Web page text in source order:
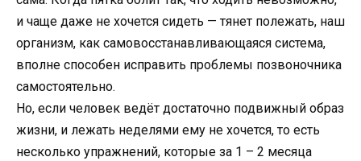
и чаще даже не хочется сидеть — тянет полежать, наш
организм, как самовосстанавливающаяся система,
вполне способен исправить проблемы позвоночника
самостоятельно.
Но, если человек ведёт достаточно подвижный образ
жизни, и лежать неделями ему не хочется, то есть
несколько упражнений, которые за 1 – 2 месяца